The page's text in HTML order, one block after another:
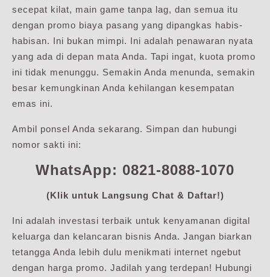
secepat kilat, main game tanpa lag, dan semua itu
dengan promo biaya pasang yang dipangkas habis-
habisan. Ini bukan mimpi. Ini adalah penawaran nyata
yang ada di depan mata Anda. Tapi ingat, kuota promo
ini tidak menunggu. Semakin Anda menunda, semakin
besar kemungkinan Anda kehilangan kesempatan
emas ini.
Ambil ponsel Anda sekarang. Simpan dan hubungi
nomor sakti ini:
WhatsApp: 0821-8088-1070
(Klik untuk Langsung Chat & Daftar!)
Ini adalah investasi terbaik untuk kenyamanan digital
keluarga dan kelancaran bisnis Anda. Jangan biarkan
tetangga Anda lebih dulu menikmati internet ngebut
dengan harga promo. Jadilah yang terdepan! Hubungi